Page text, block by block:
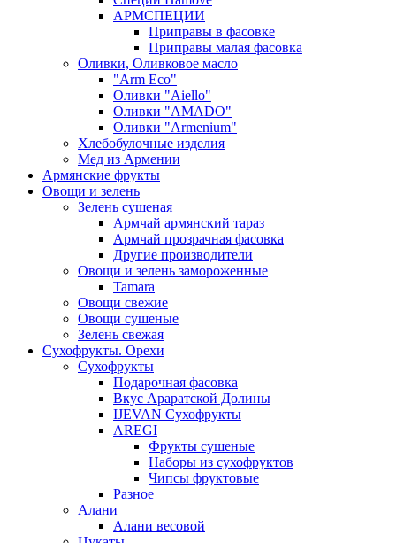
АРМСПЕЦИИ
Приправы в фасовке
Приправы малая фасовка
Оливки, Оливковое масло
"Arm Eco"
Оливки "Aiello"
Оливки "AMADO"
Оливки "Armenium"
Хлебобулочные изделия
Мед из Армении
Армянские фрукты
Овощи и зелень
Зелень сушеная
Армчай армянский тараз
Армчай прозрачная фасовка
Другие производители
Овощи и зелень замороженные
Tamara
Овощи свежие
Овощи сушеные
Зелень свежая
Сухофрукты. Орехи
Сухофрукты
Подарочная фасовка
Вкус Араратской Долины
IJEVAN Сухофрукты
AREGI
Фрукты сушеные
Наборы из сухофруктов
Чипсы фруктовые
Разное
Алани
Алани весовой